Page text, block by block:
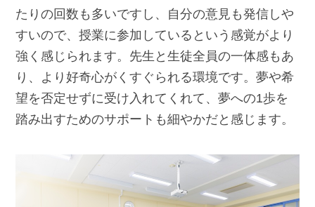
たりの回数も多いですし、自分の意見も発信しや
すいので、授業に参加しているという感覚がより
強く感じられます。先生と生徒全員の一体感もあ
り、より好奇心がくすぐられる環境です。夢や希
望を否定せずに受け入れてくれて、夢への1歩を
踏み出すためのサポートも細やかだと感じます。